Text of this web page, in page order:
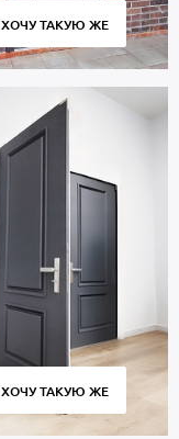
ХОЧУ ТАКУЮ ЖЕ
ХОЧУ ТАКУЮ ЖЕ